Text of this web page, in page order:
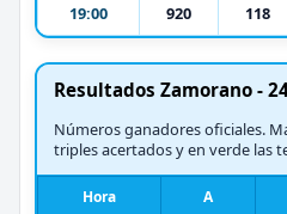
19:00
920 118
Resultados Zamorano -
Números ganadores oficiales.
triples acertados y en verde las
Hora A